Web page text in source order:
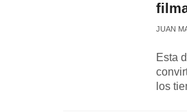
JUAN
Esta
los